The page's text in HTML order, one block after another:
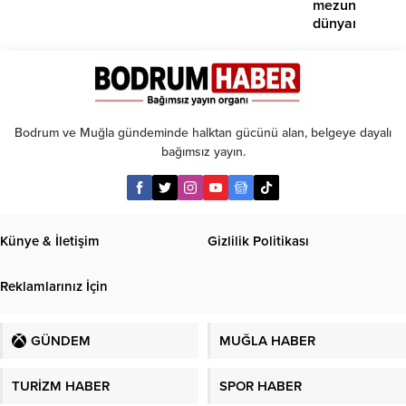
mezunlarına
dünyanın
Bodrum ve Muğla gündeminde halktan gücünü alan, belgeye dayalı
bağımsız yayın.
Künye & İletişim Gizlilik Politikası
Reklamlarınız İçin
GÜNDEM MUĞLA HABER
TURİZM HABER SPOR HABER